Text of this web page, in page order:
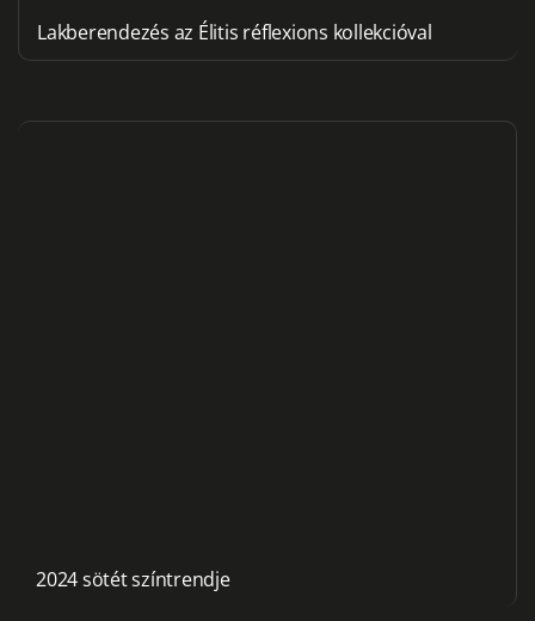
Lakberendezés az Élitis réflexions kollekcióval
2024 sötét színtrendje